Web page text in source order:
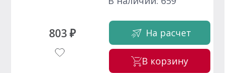
803 ₽ На расчет
В корзину